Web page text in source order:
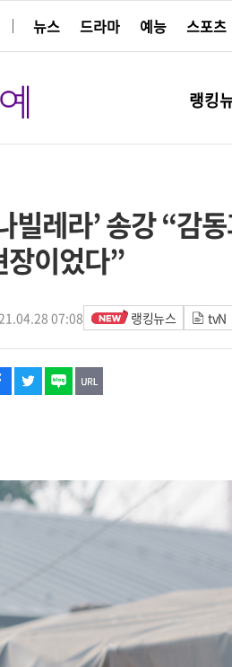
뉴스
드라마 예능 스포츠
랭킹
빌레라’ 송강 “감
장이었다”
07:08 랭킹뉴스 tvN
스북
터
버
복사
게보기
게보기
태그